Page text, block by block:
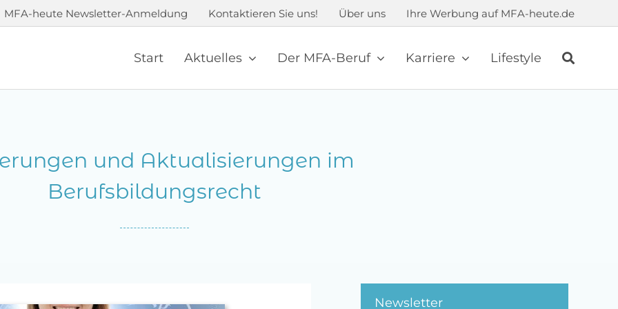
MFA-heute Newsletter-Anmeldung Kontaktieren Sie uns! Über uns Ihre Werbung auf MFA-heute.de
Start Aktuelles Der MFA-Beruf Karriere Lifestyle
und Aktualisierungen im
Berufsbildungsrecht
Newsletter